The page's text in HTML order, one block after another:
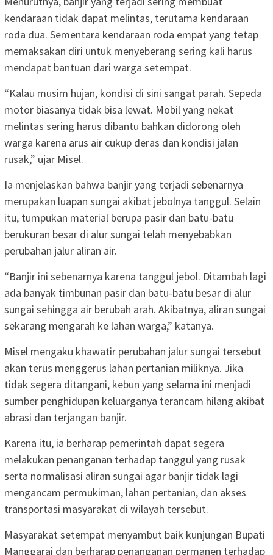
kendaraan tidak dapat melintas, terutama kendaraan
roda dua. Sementara kendaraan roda empat yang tetap
memaksakan diri untuk menyeberang sering kali harus
mendapat bantuan dari warga setempat.
“Kalau musim hujan, kondisi di sini sangat parah. Sepeda
motor biasanya tidak bisa lewat. Mobil yang nekat
melintas sering harus dibantu bahkan didorong oleh
warga karena arus air cukup deras dan kondisi jalan
rusak,” ujar Misel.
Ia menjelaskan bahwa banjir yang terjadi sebenarnya
merupakan luapan sungai akibat jebolnya tanggul. Selain
itu, tumpukan material berupa pasir dan batu-batu
berukuran besar di alur sungai telah menyebabkan
perubahan jalur aliran air.
“Banjir ini sebenarnya karena tanggul jebol. Ditambah lagi
ada banyak timbunan pasir dan batu-batu besar di alur
sungai sehingga air berubah arah. Akibatnya, aliran sungai
sekarang mengarah ke lahan warga,” katanya.
Misel mengaku khawatir perubahan jalur sungai tersebut
akan terus menggerus lahan pertanian miliknya. Jika
tidak segera ditangani, kebun yang selama ini menjadi
sumber penghidupan keluarganya terancam hilang akibat
abrasi dan terjangan banjir.
Karena itu, ia berharap pemerintah dapat segera
melakukan penanganan terhadap tanggul yang rusak
serta normalisasi aliran sungai agar banjir tidak lagi
mengancam permukiman, lahan pertanian, dan akses
transportasi masyarakat di wilayah tersebut.
Masyarakat setempat menyambut baik kunjungan Bupati
Manggarai dan berharap penanganan permanen terhadap